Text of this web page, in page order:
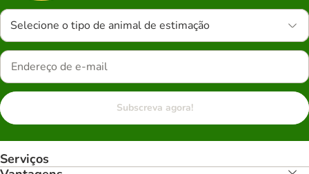
Selecione o tipo de animal de estimação
Subscreva agora!
Serviços